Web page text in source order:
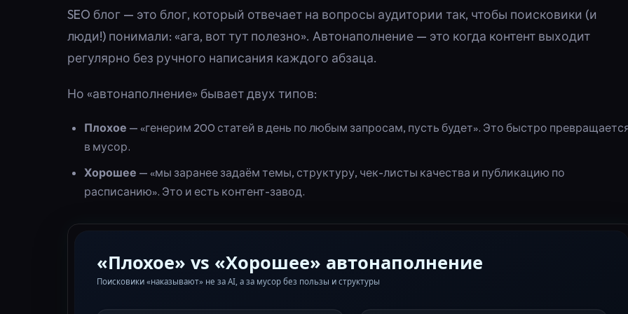
SEO блог — это блог, который отвечает на вопросы аудитории так, чтобы поисковики (и
люди!) понимали: «ага, вот тут полезно». Автонаполнение — это когда контент выходит
регулярно без ручного написания каждого абзаца.
Но «автонаполнение» бывает двух типов:
Плохое — «генерим 200 статей в день по любым запросам, пусть будет». Это быстро
в мусор.
Хорошее — «мы заранее задаём темы, структуру, чек-листы качества и публикацию по
расписанию». Это и есть контент-завод.